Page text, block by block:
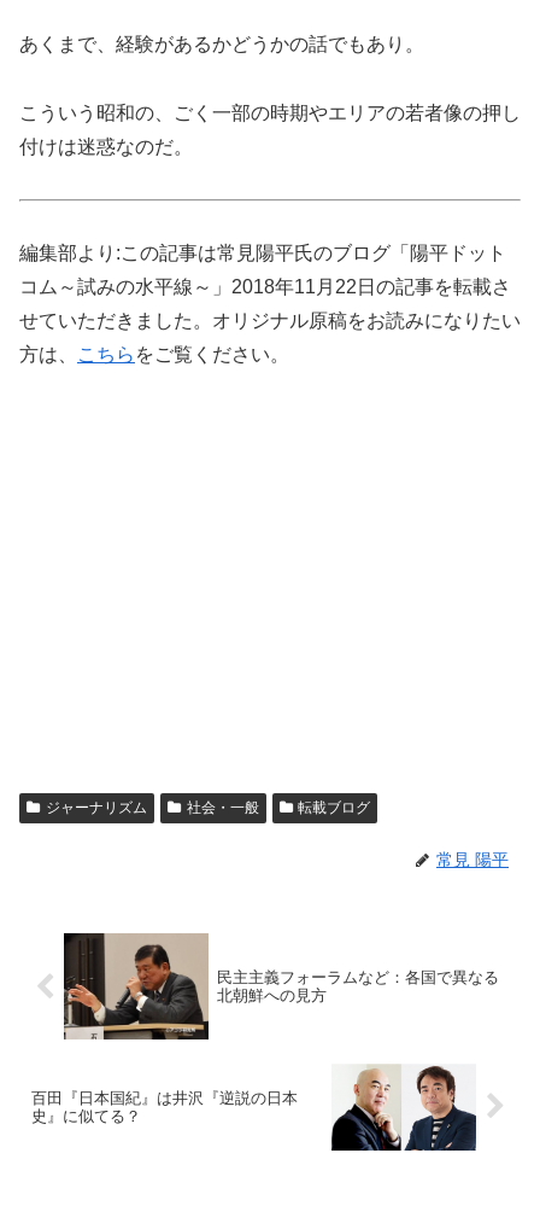
あくまで、経験があるかどうかの話でもあり。
こういう昭和の、ごく一部の時期やエリアの若者像の押し
付けは迷惑なのだ。
編集部より:この記事は常見陽平氏のブログ「陽平ドット
コム～試みの水平線～」2018年11月22日の記事を転載さ
せていただきました。オリジナル原稿をお読みになりたい
方は、
こちら をご覧ください。
ジャーナリズム 社会・一般 転載ブログ
常見 陽平
民主主義フォーラムなど：各国で異なる
北朝鮮への見方
百田『日本国紀』は井沢『逆説の日本
史』に似てる？